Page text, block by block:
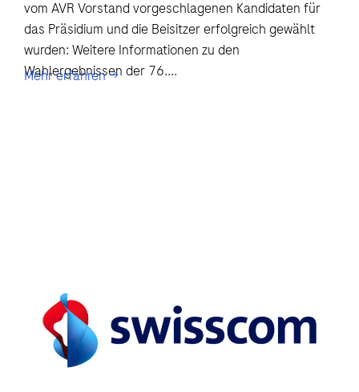
vom AVR Vorstand vorgeschlagenen Kandidaten für
das Präsidium und die Beisitzer erfolgreich gewählt
wurden: Weitere Informationen zu den
Wahlergebnissen der 76....
Mehr erfahren →